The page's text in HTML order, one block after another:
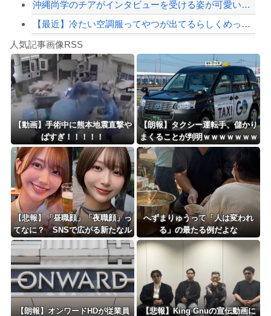
Powered by livedoor 相互RSS
沖縄尚学のチアがインタビューを受ける姿が可愛いと話題に（※動画あり）
【最近】冷たい空調服ってやつが出てるらしくめっちゃ欲しい
実況「金メダルをとった萩野には俺さんへの挑戦権を手にしました！」俺「ほう君が萩野...
8/4のニュース
日本旅行キャンセルすべきか…1万年ぶり史上最大級の火山の兆し＝韓国の反応
更新中止のお知らせ
海外「おめでとうタキ！」リヴァプール南野がバースデーゴール！！
Powered by livedoor 相互RSS
人気記事画像RSS
【動画】手術中に熊本地震直撃や
ばすぎ！！！！！
【朗報】タクシー運転手、儲かり
まくることが判明ｗｗｗｗｗｗｗ
ｗｗｗｗｗｗｗｗｗｗｗｗｗｗｗ
【悲報】「昼職顔」「夜職顔」っ
てなに？ SNSで広がる新たなル
ッキズム論争ｗｗｗｗｗｗｗ
へずまりゅうって「人は変われ
る」の最たる例だよな
【朗報】オンワードHDが従業員
【悲報】King Gnuの宣伝動画に